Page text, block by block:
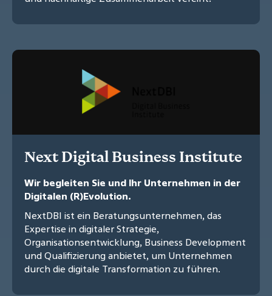
Next Digital Business Institute
Wir begleiten Sie und Ihr Unternehmen in der
Digitalen (R)Evolution.
NextDBI ist ein Beratungsunternehmen, das
Expertise in digitaler Strategie,
Organisationsentwicklung, Business Development
und Qualifizierung anbietet, um Unternehmen
durch die digitale Transformation zu führen.